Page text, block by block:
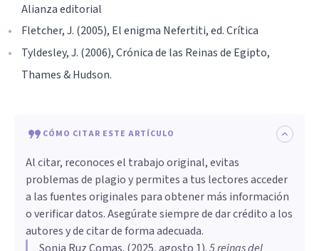
Alianza editorial
Fletcher, J. (2005), El enigma Nefertiti, ed. Crítica
Tyldesley, J. (2006), Crónica de las Reinas de Egipto,
Thames & Hudson.
CÓMO CITAR ESTE ARTÍCULO
Al citar, reconoces el trabajo original, evitas
problemas de plagio y permites a tus lectores acceder
a las fuentes originales para obtener más información
o verificar datos. Asegúrate siempre de dar crédito a los
autores y de citar de forma adecuada.